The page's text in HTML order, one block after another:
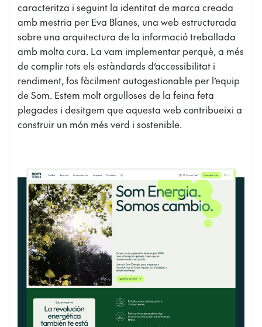
caracteritza i seguint la identitat de marca creada
amb mestria per Eva Blanes, una web estructurada
sobre una arquitectura de la informació treballada
amb molta cura. La vam implementar perquè, a més
de complir tots els estàndards d’accessibilitat i
rendiment, fos fàcilment autogestionable per l’equip
de Som. Estem molt orgulloses de la feina feta
plegades i desitgem que aquesta web contribueixi a
construir un món més verd i sostenible.